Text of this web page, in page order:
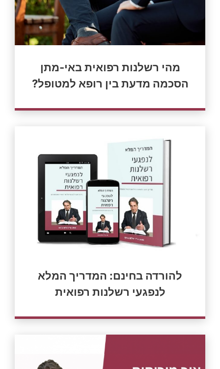
מהי רשלנות רפואית באי-מתן
הסכמה מדעת בין רופא למטופל?
להורדה בחינם: המדריך המלא
לנפגעי רשלנות רפואית